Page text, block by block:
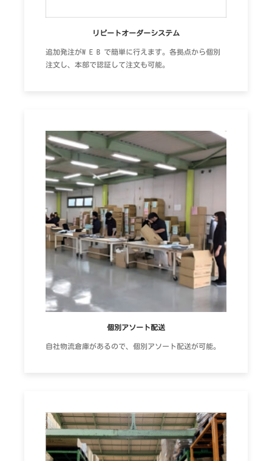
リピートオーダーシステム
追加発注がW E B で簡単に行えます。各拠点から個別
注文し、本部で認証して注文も可能。
個別アソート配送
自社物流倉庫があるので、個別アソート配送が可能。